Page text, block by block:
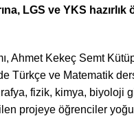
LGS ve YKS hazırlık
Ahmet Kekeç Semt
Türkçe ve Matematik
fizik, kimya, biyoloji
projeye öğrenciler